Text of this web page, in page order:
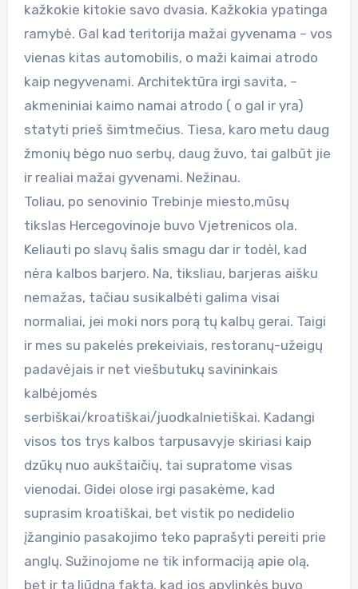
kažkokie kitokie savo dvasia. Kažkokia ypatinga
ramybė. Gal kad teritorija mažai gyvenama – vos
vienas kitas automobilis, o maži kaimai atrodo
kaip negyvenami. Architektūra irgi savita, –
akmeniniai kaimo namai atrodo ( o gal ir yra)
statyti prieš šimtmečius. Tiesa, karo metu daug
žmonių bėgo nuo serbų, daug žuvo, tai galbūt jie
ir realiai mažai gyvenami. Nežinau.
Toliau, po senovinio Trebinje miesto,mūsų
tikslas Hercegovinoje buvo Vjetrenicos ola.
Keliauti po slavų šalis smagu dar ir todėl, kad
nėra kalbos barjero. Na, tiksliau, barjeras aišku
nemažas, tačiau susikalbėti galima visai
normaliai, jei moki nors porą tų kalbų gerai. Taigi
ir mes su pakelės prekeiviais, restoranų-užeigų
padavėjais ir net viešbutukų savininkais
kalbėjomės
serbiškai/kroatiškai/juodkalnietiškai. Kadangi
visos tos trys kalbos tarpusavyje skiriasi kaip
dzūkų nuo aukštaičių, tai supratome visas
vienodai. Gidei olose irgi pasakėme, kad
suprasim kroatiškai, bet vistik po nedidelio
įžanginio pasakojimo teko paprašyti pereiti prie
anglų. Sužinojome ne tik informaciją apie olą,
bet ir tą liūdną faktą, kad jos apylinkės buvo